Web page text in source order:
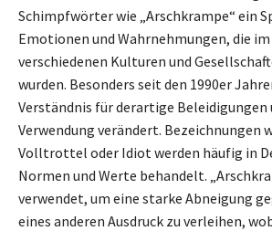
Schimpfwörter wie „Arschkrampe“ ein
Emotionen und Wahrnehmungen, die
verschiedenen Kulturen und
wurden. Besonders seit den 1990er
Verständnis für derartige Beleidigungen
Verwendung verändert. Bezeichnungen
Volltrottel oder Idiot werden häufig in
Normen und Werte behandelt.
verwendet, um eine starke Abneigung
eines anderen Ausdruck zu verleihen,